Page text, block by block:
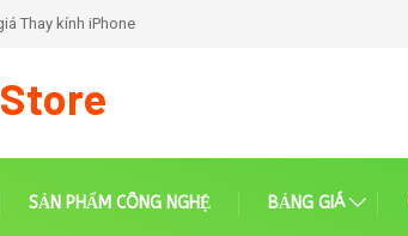
pin chạy chuẩn
SẢN PHẨM CÔNG NGHỆ BẢNG GIÁ